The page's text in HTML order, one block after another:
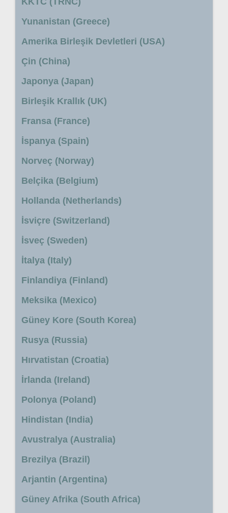
Yunanistan (Greece)
Amerika Birleşik Devletleri (USA)
Çin (China)
Japonya (Japan)
Birleşik Krallık (UK)
Fransa (France)
İspanya (Spain)
Norveç (Norway)
Belçika (Belgium)
Hollanda (Netherlands)
İsviçre (Switzerland)
İsveç (Sweden)
İtalya (Italy)
Finlandiya (Finland)
Meksika (Mexico)
Güney Kore (South Korea)
Rusya (Russia)
Hırvatistan (Croatia)
İrlanda (Ireland)
Polonya (Poland)
Hindistan (India)
Avustralya (Australia)
Brezilya (Brazil)
Arjantin (Argentina)
Güney Afrika (South Africa)